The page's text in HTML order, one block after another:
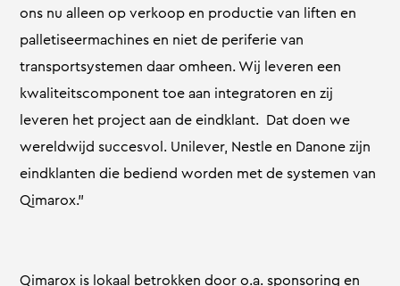
ons nu alleen op verkoop en productie van liften en
palletiseermachines en niet de periferie van
transportsystemen daar omheen. Wij leveren een
kwaliteitscomponent toe aan integratoren en zij
leveren het project aan de eindklant. Dat doen we
wereldwijd succesvol. Unilever, Nestle en Danone zijn
eindklanten die bediend worden met de systemen van
Qimarox.”
Qimarox is lokaal betrokken door o.a. sponsoring en